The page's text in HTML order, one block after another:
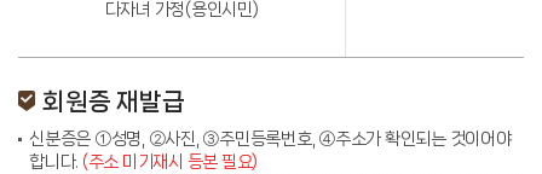
다자녀 가정(용인시민)
회원증 재발급
신분증은 ①성명, ②사진, ③주민등록번호, ④주소가 확인되는 것이어야
합니다. (주소 미기재시 등본 필요)